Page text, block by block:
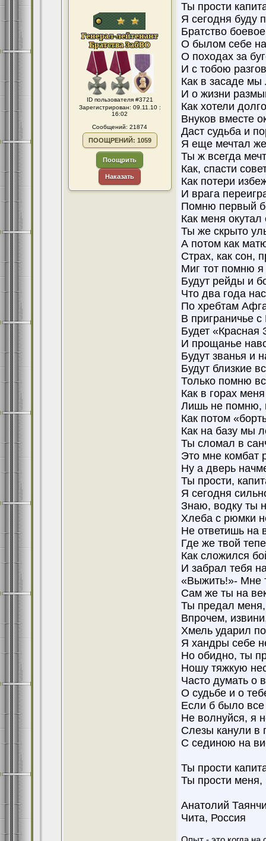
ID пользователя #3721
Зарегистрирован: 09.11.10 :
16:02
Сообщений: 21874
ПООЩРЕНИЙ: 1059
Поощрить
Наказать
Ты прости
Я сегодня буду
Братство
О былом себе
О походах за
И с тобою
Как в засаде
И о жизни
Как хотели
Внуков вместе
Даст судьба и
Я еще мечтал
Ты ж всегда
Как, спасти
Как потери
И врага
Помню первый
Как меня окутал
Ты же скрыто
А потом как
Страх, как сон,
Миг тот помню я
Будут рейды и
Что два года
По хребтам
В приграничье
Будет «Красная
И прощанье
Будут званья и
Будут близкие
Только помню
Как в горах
Лишь не помню,
Как потом
Как на базу мы
Ты сломал в
Это мне комбат
Ну а дверь
Ты прости,
Я сегодня
Знаю, водку ты
Хлеба с рюмки
Не ответишь на
Где же твой
Как сложился
И забрал тебя
«Выжить!»- Мне
Сам же ты на
Ты предал
Впрочем,
Хмель ударил
Я хандры себе
Но обидно, ты
Ношу тяжкую
Часто думать о
О судьбе и о
Если б было
Не волнуйся, я
Слезы канули в
С сединою на
Ты прости
Ты прости меня,
Анатолий
Чита, Россия